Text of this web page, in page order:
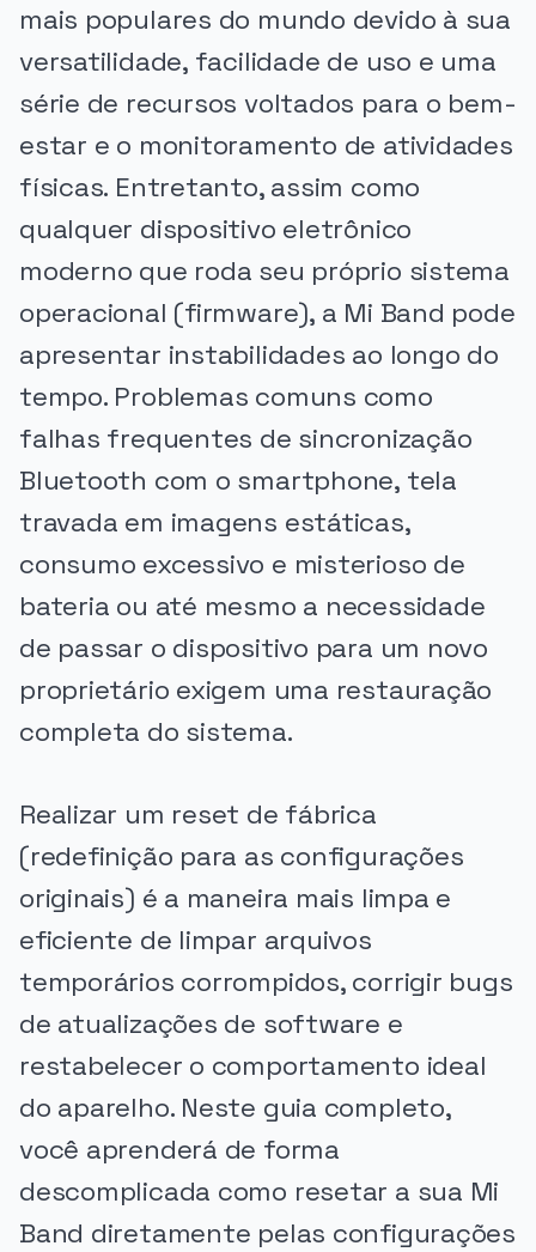
mais populares do mundo devido à sua
versatilidade, facilidade de uso e uma
série de recursos voltados para o bem-
estar e o monitoramento de atividades
físicas. Entretanto, assim como
qualquer dispositivo eletrônico
moderno que roda seu próprio sistema
operacional (firmware), a Mi Band pode
apresentar instabilidades ao longo do
tempo. Problemas comuns como
falhas frequentes de sincronização
Bluetooth com o smartphone, tela
travada em imagens estáticas,
consumo excessivo e misterioso de
bateria ou até mesmo a necessidade
de passar o dispositivo para um novo
proprietário exigem uma restauração
completa do sistema.
Realizar um reset de fábrica
(redefinição para as configurações
originais) é a maneira mais limpa e
eficiente de limpar arquivos
temporários corrompidos, corrigir bugs
de atualizações de software e
restabelecer o comportamento ideal
do aparelho. Neste guia completo,
você aprenderá de forma
descomplicada como resetar a sua Mi
Band diretamente pelas configurações